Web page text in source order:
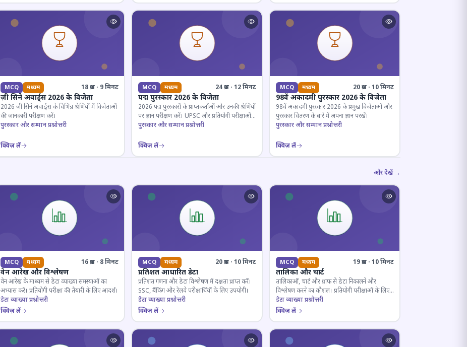
MCQ मध्यम 18 प्रश्न · 9 मिनट
ज़ी सिने अवार्ड्स 2026 के विजेता
2026 जी सिने अवार्ड्स के विभिन्न श्रेणियों में विजेताओं
की जानकारी परीक्षण करें।
पुरस्कार और सम्मान प्रश्नोत्तरी
क्विज़ लें
MCQ मध्यम 24 प्रश्न · 12 मिनट
पद्म पुरस्कार 2026 के विजेता
2026 पद्म पुरस्कारों के प्राप्तकर्ताओं और उनकी श्रेणियों
पर ज्ञान परीक्षण करें। UPSC और प्रतियोगी परीक्षाओं
के लिए महत्वपूर्ण।
पुरस्कार और सम्मान प्रश्नोत्तरी
क्विज़ लें
MCQ मध्यम 20 प्रश्न · 10 मिनट
98वें अकादमी पुरस्कार 2026 के विजेता
98वें अकादमी पुरस्कार 2026 के प्रमुख विजेताओं और
पुरस्कार वितरण के बारे में अपना ज्ञान परखें।
पुरस्कार और सम्मान प्रश्नोत्तरी
क्विज़ लें
और देखें →
MCQ मध्यम 16 प्रश्न · 8 मिनट
वेन आरेख और विश्लेषण
वेन आरेख के माध्यम से डेटा व्याख्या समस्याओं का
अभ्यास करें। प्रतियोगी परीक्षा की तैयारी के लिए आदर्श।
डेटा व्याख्या प्रश्नोत्तरी
क्विज़ लें
MCQ मध्यम 20 प्रश्न · 10 मिनट
प्रतिशत आधारित डेटा
प्रतिशत गणना और डेटा विश्लेषण में दक्षता प्राप्त करें।
SSC, बैंकिंग और रेलवे परीक्षार्थियों के लिए उपयोगी।
डेटा व्याख्या प्रश्नोत्तरी
क्विज़ लें
MCQ मध्यम 19 प्रश्न · 10 मिनट
तालिका और चार्ट
तालिकाओं, चार्ट और ग्राफ से डेटा निकालने और
विश्लेषण करने का कौशल। प्रतियोगी परीक्षाओं के लिए
अनिवार्य।
डेटा व्याख्या प्रश्नोत्तरी
क्विज़ लें